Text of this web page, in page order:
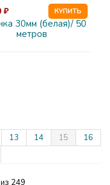
₽ КУПИТЬ
30мм (белая)/ 50
метров
13 14 15
16
249